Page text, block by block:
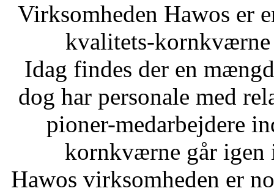
Virksomheden Hawos er
kvalitets-
Idag findes der en
dog har personale med
pioner-medarbejdere
kornkværne går igen
Hawos virksomheden er